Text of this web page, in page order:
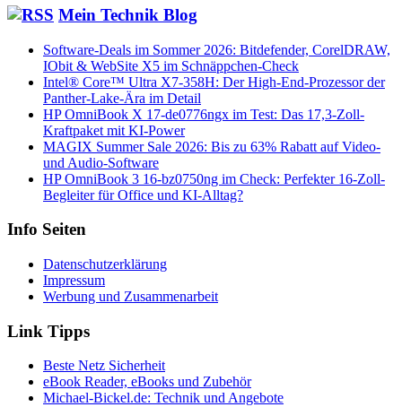
Mein Technik Blog
Software-Deals im Sommer 2026: Bitdefender, CorelDRAW,
IObit & WebSite X5 im Schnäppchen-Check
Intel® Core™ Ultra X7-358H: Der High-End-Prozessor der
Panther-Lake-Ära im Detail
HP OmniBook X 17-de0776ngx im Test: Das 17,3-Zoll-
Kraftpaket mit KI-Power
MAGIX Summer Sale 2026: Bis zu 63% Rabatt auf Video-
und Audio-Software
HP OmniBook 3 16-bz0750ng im Check: Perfekter 16-Zoll-
Begleiter für Office und KI-Alltag?
Info Seiten
Datenschutzerklärung
Impressum
Werbung und Zusammenarbeit
Link Tipps
Beste Netz Sicherheit
eBook Reader, eBooks und Zubehör
Michael-Bickel.de: Technik und Angebote